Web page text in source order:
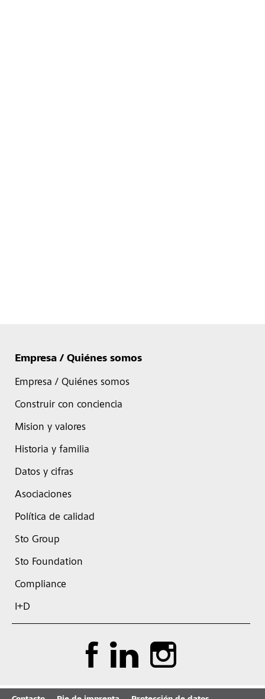
Empresa / Quiénes somos
Empresa / Quiénes somos
Construir con conciencia
Mision y valores
Historia y familia
Datos y cifras
Asociaciones
Política de calidad
Sto Group
Sto Foundation
Compliance
I+D